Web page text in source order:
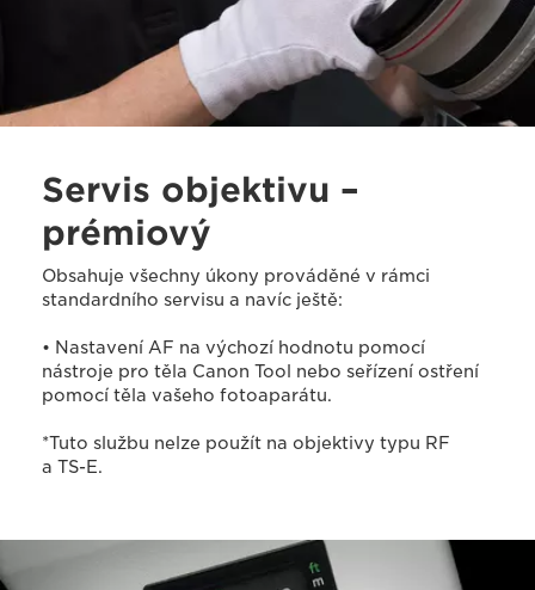
Servis objektivu –
prémiový
Obsahuje všechny úkony prováděné v rámci
standardního servisu a navíc ještě:
• Nastavení AF na výchozí hodnotu pomocí
nástroje pro těla Canon Tool nebo seřízení ostření
pomocí těla vašeho fotoaparátu.
*Tuto službu nelze použít na objektivy typu RF
a TS-E.